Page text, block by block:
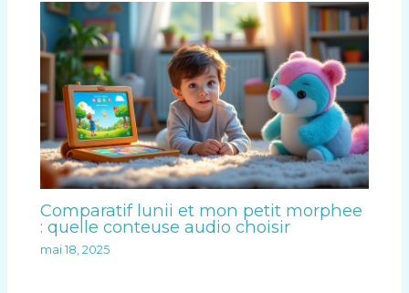
Comparatif lunii et mon petit morphee
: quelle conteuse audio choisir
mai 18, 2025